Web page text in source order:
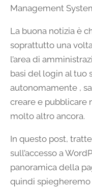
Management
La buona notizia è
soprattutto una
l’area di
basi del login al tuo
autonomamente ,
creare e pubblicare
molto altro ancora.
In questo post,
sull’accesso a
panoramica della
quindi spiegheremo